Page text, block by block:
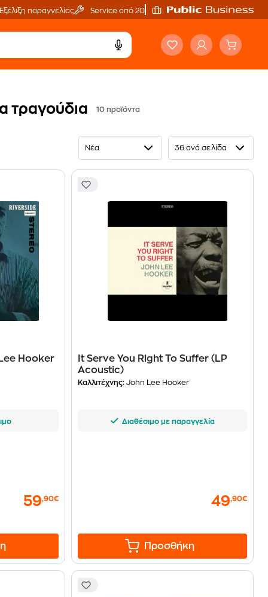
Εξέλιξη παραγγελίας Service από 20'
τραγούδια 10 προϊόντα
Νέα 36 ανά σελίδα
Hooker
59,90€
It Serve You Right To Suffer (LP
Acoustic)
Καλλιτέχνης:John Lee Hooker
Διαθέσιμο με παραγγελία
49,90€
Προσθήκη